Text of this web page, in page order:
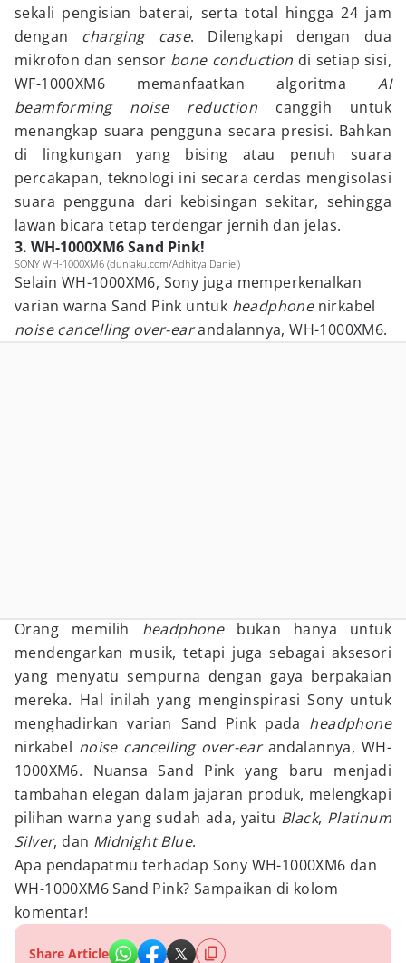
sekali pengisian baterai, serta total hingga 24 jam
dengan charging case. Dilengkapi dengan dua
mikrofon dan sensor bone conduction di setiap sisi,
WF-1000XM6 memanfaatkan algoritmaAI
beamforming noise reduction canggih untuk
menangkap suara pengguna secara presisi. Bahkan
di lingkungan yang bising atau penuh suara
percakapan, teknologi ini secara cerdas mengisolasi
suara pengguna dari kebisingan sekitar, sehingga
lawan bicara tetap terdengar jernih dan jelas.
3. WH-1000XM6 Sand Pink!
SONY WH-1000XM6 (duniaku.com/Adhitya Daniel)
Selain WH-1000XM6, Sony juga memperkenalkan
varian warna Sand Pink untuk headphonenirkabel
noise cancelling over-earandalannya, WH-1000XM6.
Orang memilih headphonebukan hanya untuk
mendengarkan musik, tetapi juga sebagai aksesori
yang menyatu sempurna dengan gaya berpakaian
mereka. Hal inilah yang menginspirasi Sony untuk
menghadirkan varian Sand Pink pada headphone
nirkabel noise cancelling over-earandalannya, WH-
1000XM6. Nuansa Sand Pink yang baru menjadi
tambahan elegan dalam jajaran produk, melengkapi
pilihan warna yang sudah ada, yaitu Black, Platinum
Silver, dan Midnight Blue.
Apa pendapatmu terhadap Sony WH-1000XM6 dan
WH-1000XM6 Sand Pink? Sampaikan di kolom
komentar!
Share Article